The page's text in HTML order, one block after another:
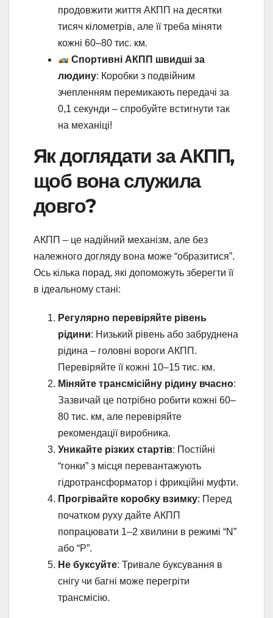
продовжити життя АКПП на десятки
тисяч кілометрів, але її треба міняти
кожні 60–80 тис. км.
Спортивні АКПП швидші за
людину: Коробки з подвійним
зчепленням перемикають передачі за
0,1 секунди – спробуйте встигнути так
на механіці!
Як доглядати за АКПП,
щоб вона служила
довго?
АКПП – це надійний механізм, але без
належного догляду вона може “образитися”.
Ось кілька порад, які допоможуть зберегти її
в ідеальному стані:
Регулярно перевіряйте рівень
рідини: Низький рівень або забруднена
рідина – головні вороги АКПП.
Перевіряйте її кожні 10–15 тис. км.
Міняйте трансмісійну рідину вчасно:
Зазвичай це потрібно робити кожні 60–
80 тис. км, але перевіряйте
рекомендації виробника.
Уникайте різких стартів: Постійні
“гонки” з місця перевантажують
гідротрансформатор і фрикційні муфти.
Прогрівайте коробку взимку: Перед
початком руху дайте АКПП
попрацювати 1–2 хвилини в режимі “N”
або “P”.
Не буксуйте: Тривале буксування в
снігу чи багні може перегріти
трансмісію.